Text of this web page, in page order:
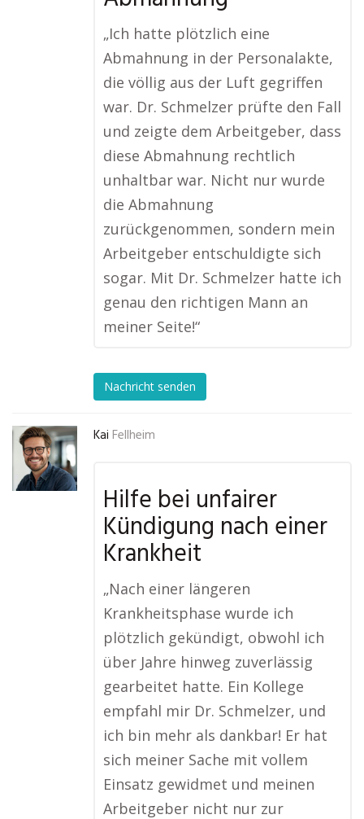
„Ich hatte plötzlich eine
Abmahnung in der Personalakte,
die völlig aus der Luft gegriffen
war. Dr. Schmelzer prüfte den Fall
und zeigte dem Arbeitgeber, dass
diese Abmahnung rechtlich
unhaltbar war. Nicht nur wurde
die Abmahnung
zurückgenommen, sondern mein
Arbeitgeber entschuldigte sich
sogar. Mit Dr. Schmelzer hatte ich
genau den richtigen Mann an
meiner Seite!“
Nachricht senden
Kai Fellheim
Hilfe bei unfairer
Kündigung nach einer
Krankheit
„Nach einer längeren
Krankheitsphase wurde ich
plötzlich gekündigt, obwohl ich
über Jahre hinweg zuverlässig
gearbeitet hatte. Ein Kollege
empfahl mir Dr. Schmelzer, und
ich bin mehr als dankbar! Er hat
sich meiner Sache mit vollem
Einsatz gewidmet und meinen
Arbeitgeber nicht nur zur